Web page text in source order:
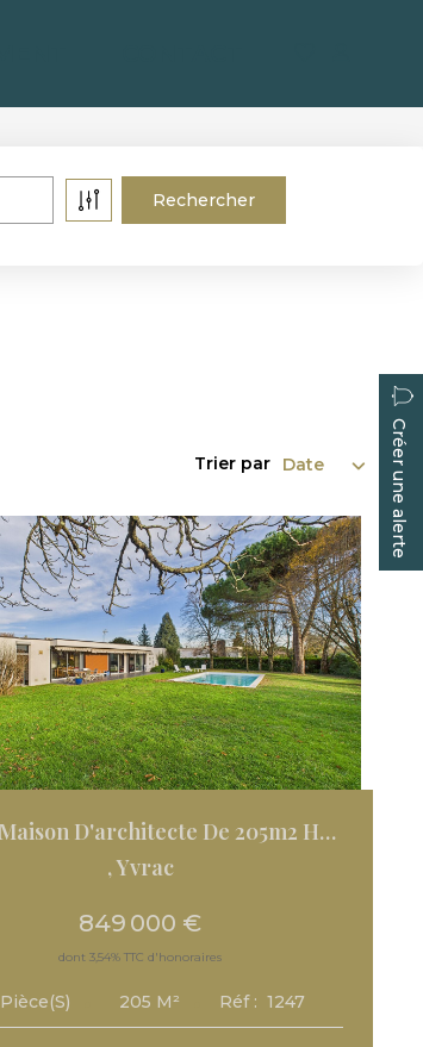
Créer une alerte
Trier par
RARE Maison D'architecte De 205m2 Habitables Sur Parc De...
,Yvrac
849 000 €
dont 3,54% TTC d'honoraires
Pièce(s) 205 M² Réf : 1247